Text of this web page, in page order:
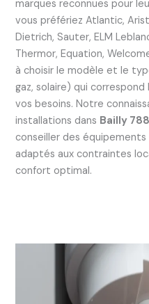
marques reconnues pour
vous préfériez Atlantic,
Dietrich, Sauter, ELM
Thermor, Equation,
à choisir le modèle et le
gaz, solaire) qui
vos besoins. Notre
installations dans Bailly
conseiller des
adaptés aux contraintes
confort optimal.